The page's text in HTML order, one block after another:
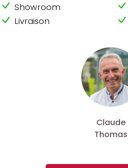
Showroom
Livraison
Claude
Thomas